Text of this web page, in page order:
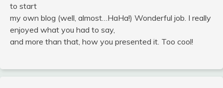
to start
my own blog (well, almost…HaHa!) Wonderful job. I really
enjoyed what you had to say,
and more than that, how you presented it. Too cool!